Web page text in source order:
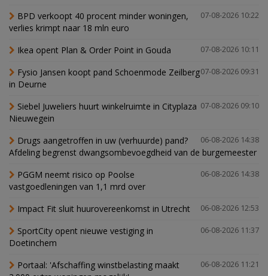
07-08-2026 10:22
BPD verkoopt 40 procent minder woningen,
verlies krimpt naar 18 mln euro
07-08-2026 10:11
Ikea opent Plan & Order Point in Gouda
07-08-2026 09:31
Fysio Jansen koopt pand Schoenmode Zeilberg
in Deurne
07-08-2026 09:10
Siebel Juweliers huurt winkelruimte in Cityplaza
Nieuwegein
06-08-2026 14:38
Drugs aangetroffen in uw (verhuurde) pand?
Afdeling begrenst dwangsombevoegdheid van de burgemeester
06-08-2026 14:38
PGGM neemt risico op Poolse
vastgoedleningen van 1,1 mrd over
06-08-2026 12:53
Impact Fit sluit huurovereenkomst in Utrecht
06-08-2026 11:37
SportCity opent nieuwe vestiging in
Doetinchem
06-08-2026 11:21
Portaal: 'Afschaffing winstbelasting maakt